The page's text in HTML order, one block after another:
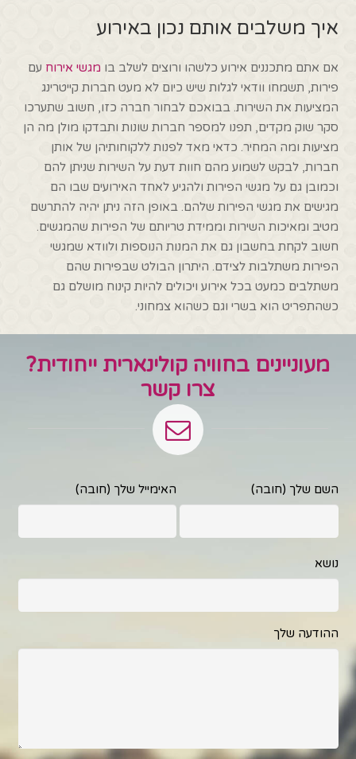
איך משלבים אותם נכון באירוע
אם אתם מתכננים אירוע כלשהו ורוצים לשלב בו מגשי אירוח עם
פירות, תשמחו וודאי לגלות שיש כיום לא מעט חברות קייטרינג
המציעות את השירות. בבואכם לבחור חברה כזו, חשוב שתערכו
סקר שוק מקדים, תפנו למספר חברות שונות ותבדקו מולן מה הן
מציעות ומה המחיר. כדאי מאד לפנות ללקוחותיהן של אותן
חברות, לבקש לשמוע מהם חוות דעת על השירות שניתן להם
וכמובן גם על מגשי הפירות ולהגיע לאחד האירועים שבו הם
מגישים את מגשי הפירות שלהם. באופן הזה ניתן יהיה להתרשם
מטיב ומאיכות השירות וממידת טריותם של הפירות שהמגשים.
חשוב לקחת בחשבון גם את המנות הנוספות ולוודא שמגשי
הפירות משתלבות לצידם. היתרון הבולט שבפירות שהם
משתלבים כמעט בכל אירוע ויכולים להיות קינוח מושלם גם
כשהתפריט הוא בשרי וגם כשהוא צמחוני.
מעוניינים בחוויה קולינארית ייחודית?
צרו קשר
השם שלך (חובה) האימייל שלך (חובה)
נושא
ההודעה שלך